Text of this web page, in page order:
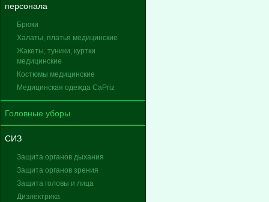
персонала
Брюки
Халаты, платья медицинские
Жакеты, туники, куртки
медицинские
Костюмы медицинские
Медицинская одежда CaPriz
Головные уборы
СИЗ
Защита органов дыхания
Защита органов зрения
Защита головы и лица
Диэлектрика